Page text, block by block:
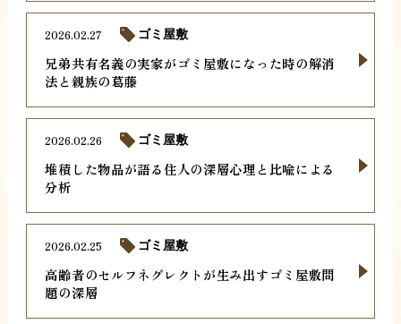
兄弟共有名義の実家がゴミ屋敷になった時の解消
法と親族の葛藤
2026.02.27 ゴミ屋敷
堆積した物品が語る住人の深層心理と比喩による
分析
2026.02.26 ゴミ屋敷
高齢者のセルフネグレクトが生み出すゴミ屋敷問
題の深層
2026.02.25 ゴミ屋敷